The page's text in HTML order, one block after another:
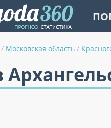
/ Московская область /